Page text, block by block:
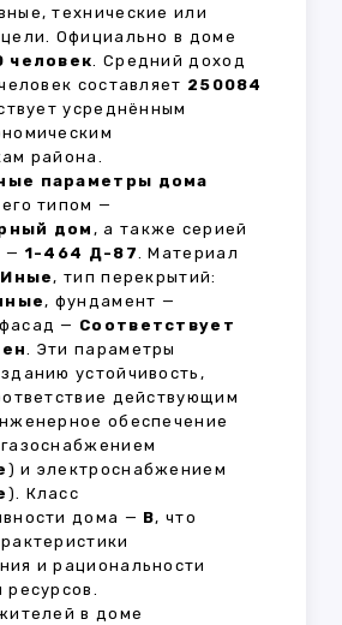
технические или
Официально в доме
человек. Средний доход
составляет 250084
усреднённым
района.
параметры дома
типом —
дом , а также серией
— 1-464 Д-87. Материал
Иные, тип перекрытий:
, фундамент —
— Соответствует
. Эти параметры
устойчивость,
действующим
обеспечение
) и электроснабжением
). Класс
дома — B, что
и рациональности
ресурсов.
в доме